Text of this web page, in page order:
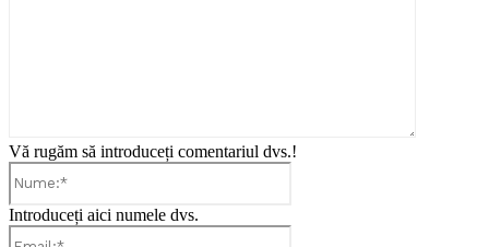
Vă rugăm să introduceți comentariul dvs.!
Introduceți aici numele dvs.